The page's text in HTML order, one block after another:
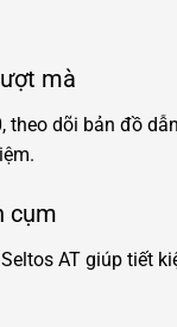
mà
theo dõi bản đồ
cụm
AT giúp tiết